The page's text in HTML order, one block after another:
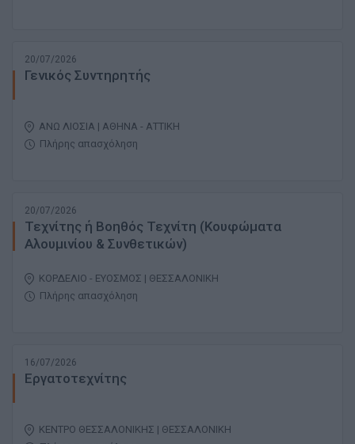
20/07/2026
Γενικός Συντηρητής
ΑΝΩ ΛΙΟΣΙΑ | ΑΘΗΝΑ - ΑΤΤΙΚΗ
Πλήρης απασχόληση
20/07/2026
Τεχνίτης ή Βοηθός Τεχνίτη (Κουφώματα
Αλουμινίου & Συνθετικών)
ΚΟΡΔΕΛΙΟ - ΕΥΟΣΜΟΣ | ΘΕΣΣΑΛΟΝΙΚΗ
Πλήρης απασχόληση
16/07/2026
Εργατοτεχνίτης
ΚΕΝΤΡΟ ΘΕΣΣΑΛΟΝΙΚΗΣ | ΘΕΣΣΑΛΟΝΙΚΗ